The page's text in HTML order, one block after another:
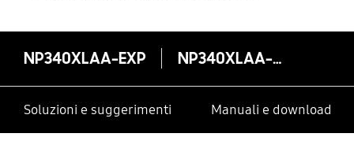
NP340XLAA-EXP NP340XLAA-EXP
Soluzioni e suggerimenti Manuali e download